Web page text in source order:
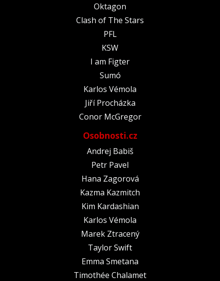
Oktagon
Clash of The Stars
PFL
KSW
I am Figter
Sumó
Karlos Vémola
Jiří Procházka
Conor McGregor
Osobnosti.cz
Andrej Babiš
Petr Pavel
Hana Zagorová
Kazma Kazmitch
Kim Kardashian
Karlos Vémola
Marek Ztracený
Taylor Swift
Emma Smetana
Timothée Chalamet